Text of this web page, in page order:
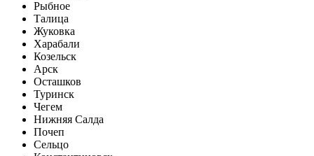
Рыбное
Талица
Жуковка
Харабали
Козельск
Арск
Осташков
Туринск
Чегем
Нижняя Салда
Почеп
Сельцо